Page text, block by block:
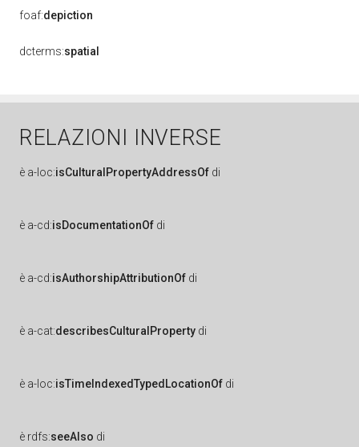
foaf:depiction
dcterms:spatial
RELAZIONI INVERSE
è a-loc:isCulturalPropertyAddressOf di
è a-cd:isDocumentationOf di
è a-cd:isAuthorshipAttributionOf di
è a-cat:describesCulturalProperty di
è a-loc:isTimeIndexedTypedLocationOf di
è rdfs:seeAlso di